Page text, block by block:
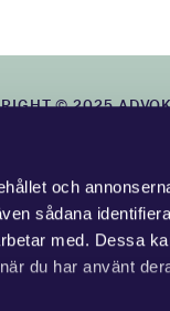
och
sådana
med. Dessa
du har använt
© 2025